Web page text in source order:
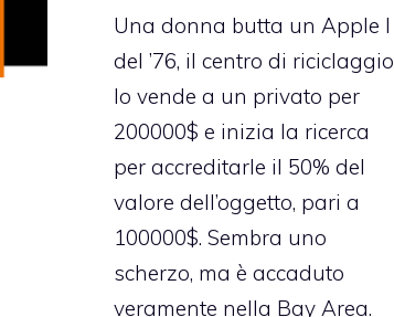
Una donna butta un Apple I
del ’76, il centro di riciclaggio
lo vende a un privato per
200000$ e inizia la ricerca
per accreditarle il 50% del
valore dell’oggetto, pari a
100000$. Sembra uno
scherzo, ma è accaduto
veramente nella Bay Area.